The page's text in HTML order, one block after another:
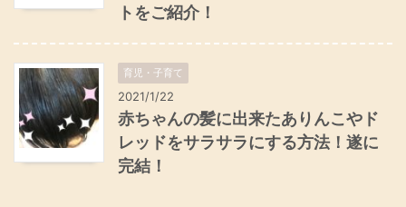
トをご紹介！
育児・子育て
2021/1/22
赤ちゃんの髪に出来たありんこやド
レッドをサラサラにする方法！遂に
完結！